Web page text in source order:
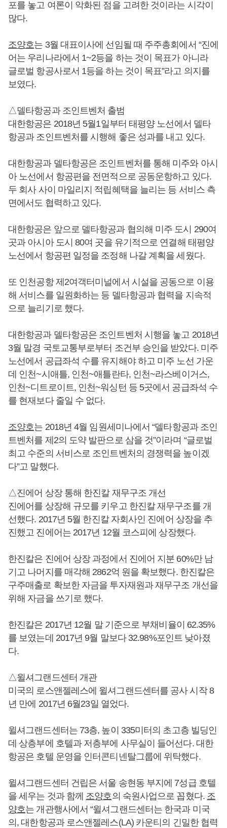
포를 놓고 여론이 악화된 점을 고려한 것이라는 시각이
많다.
조양호는 3월 대표이사에 선임될 때 주주총회에서 “진에
어는 우리나라에서 1~2등을 하는 것이 목표가 아니라
글로벌 항공사로서 1등을 하는 것이 목표”라고 의지를
보였다.
△델타항공과 조인트벤처 출범
대한항공은 2018년 5월1일부터 태평양 노선에서 델타
항공과 조인트벤처를 시행해 좋은 성과를 내고 있다.
대한항공과 델타항공은 조인트벤처를 통해 미주와 아시
아 노선에서 항공편을 전면적으로 공동운항하고 있다.
두 회사 사이 마일리지 적립혜택을 늘리는 등 서비스 측
면에서도 협력하고 있다.
대한항공은 앞으로 델타항공과 협의해 미주 도시 290여
곳과 아시아 도시 80여 곳을 유기적으로 연결해 태평양
노선에서 항공편 일정을 조정해 나갈 계획을 세웠다.
또 인천공항 제2여객터미널에서 시설을 공동으로 이용
해 서비스를 일원화하는 등 델타항공과 협력을 지속적
으로 늘리기로 했다.
대한항공과 델타항공은 조인트벤처 시행을 놓고 2018년
3월 말경 국토교통부로부터 조건부 승인을 받았다. 미주
노선에서 공급좌석 수를 유지해야 하고 미주 노선 가운
데 인천~시애틀, 인천~애틀란타, 인천~라스베이거스,
인천~디트로이트, 인천~워싱턴 등 5곳에서 공급좌석 수
를 현재보다 줄일 수 없다.
조양호는 2018년 4월 임원세미나에서 “델타항공과 조인
트벤처를 제2의 도약 발판으로 삼을 것”이라며 “글로벌
최고 수준의 서비스로 조인트벤처의 경쟁력을 높이겠
다”고 말했다.
△진에어 상장 통해 한진칼 재무구조 개선
진에어를 상장해 규모를 키우고 한진칼 재무구조를 개
선했다. 2017년 5월 한진칼 자회사인 진에어 상장을 추
진했고 진에어는 2017년 12월 코스피에 상장했다.
한진칼은 진에어 상장 과정에서 진에어 지분 60%만 남
기고 나머지를 매각해 2862억 원을 확보했다. 한진칼은
구주매출로 확보한 자금을 투자재원과 재무구조 개선을
위해 자금을 쓰기로 했다.
한진칼은 2017년 12월 말 기준으로 부채비율이 62.35%
를 보였는데 2017년 9월 말보다 32.98%포인트 낮아졌
다.
△윌셔그랜드센터 개관
미국의 로스앤젤레스에 윌셔그랜드센터를 공사 시작 8
년 만에 2017년 6월23일 열었다.
윌셔그랜드센터는 73층, 높이 335미터의 초고층 빌딩인
데 상층부에 호텔과 저층부에 사무실이 들어선다. 대한
항공은 호텔 운영을 인터콘티넨탈그룹에 위탁했다.
윌셔그랜드센터 건립은 서울 송현동 부지에 7성급 호텔
을 세우는 것과 함께 조양호의 숙원사업으로 꼽혔다. 조
양호는 개관행사에서 “윌셔그랜드센터는 한국과 미국
의, 대한항공과 로스앤젤레스(LA) 카운티의 긴밀한 협력